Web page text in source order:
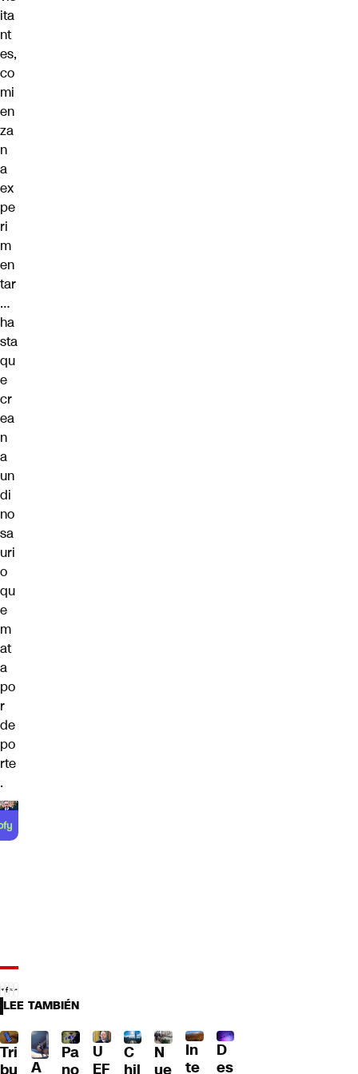
ita
nt
es,
co
mi
en
za
n
a
ex
pe
ri
m
en
tar
…
ha
sta
qu
e
cr
ea
n
a
un
di
no
sa
uri
o
qu
e
m
at
a
po
r
de
po
rte
.
LEE TAMBIÉN
Tri
bu
A
Pa
no
U
EF
C
hil
N
ue
In
te
D
es